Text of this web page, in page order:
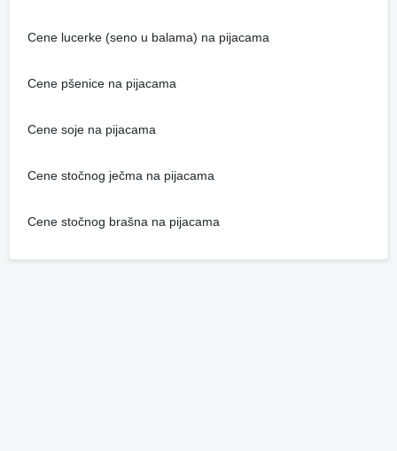
Cene lucerke (seno u balama) na pijacama
Cene pšenice na pijacama
Cene soje na pijacama
Cene stočnog ječma na pijacama
Cene stočnog brašna na pijacama